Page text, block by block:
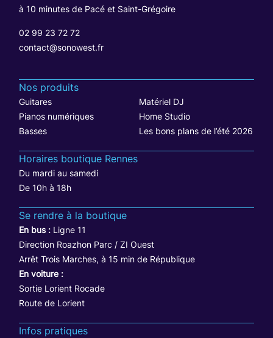
à 10 minutes de Pacé et Saint-Grégoire
02 99 23 72 72
contact@sonowest.fr
Nos produits
Guitares
Matériel DJ
Pianos numériques
Home Studio
Basses
Les bons plans de l’été 2026
Horaires boutique Rennes
Du mardi au samedi
De 10h à 18h
Se rendre à la boutique
En bus : Ligne 11
Direction Roazhon Parc / ZI Ouest
Arrêt Trois Marches, à 15 min de République
En voiture :
Sortie Lorient Rocade
Route de Lorient
Infos pratiques